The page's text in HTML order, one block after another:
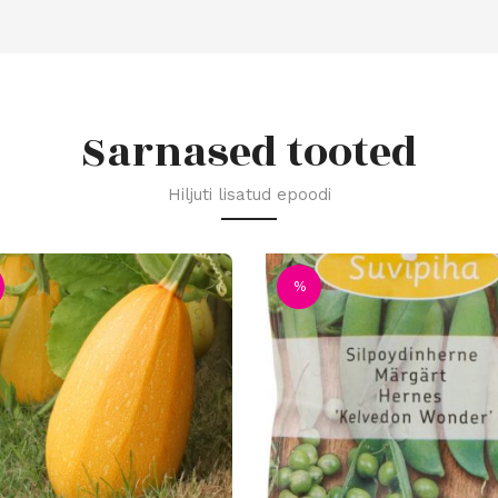
Sarnased tooted
Hiljuti lisatud epoodi
%